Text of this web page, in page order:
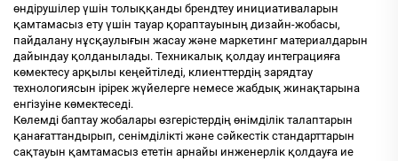
өндірушілер үшін толыққанды брендтеу инициативаларын
қамтамасыз ету үшін тауар қораптауының дизайн-жобасы,
пайдалану нұсқаулығын жасау және маркетинг материалдарын
дайындау қолданылады. Техникалық қолдау интеграцияға
көмектесу арқылы кеңейтіледі, клиенттердің зарядтау
технологиясын ірірек жүйелерге немесе жабдық жинақтарына
енгізуіне көмектеседі.
Көлемді баптау жобалары өзгерістердің өнімділік талаптарын
қанағаттандырып, сенімділікті және сәйкестік стандарттарын
сақтауын қамтамасыз ететін арнайы инженерлік қолдауға ие